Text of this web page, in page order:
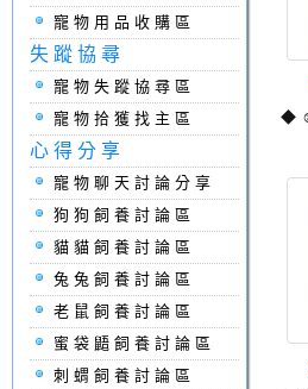
寵物用品收購區
失蹤協尋
寵物失蹤協尋區
寵物拾獲找主區
心得分享
寵物聊天討論分享
狗狗飼養討論區
貓貓飼養討論區
兔兔飼養討論區
老鼠飼養討論區
蜜袋鼯飼養討論區
刺蝟飼養討論區